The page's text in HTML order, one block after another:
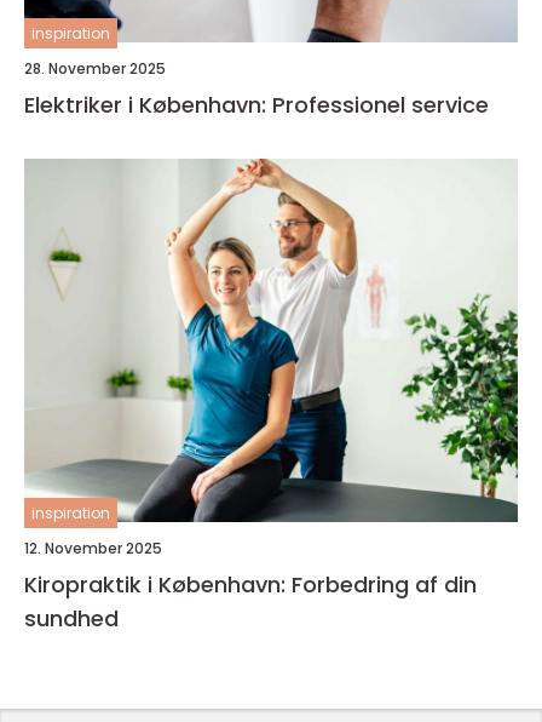
inspiration
28. November 2025
Elektriker i København: Professionel service
inspiration
12. November 2025
Kiropraktik i København: Forbedring af din
sundhed